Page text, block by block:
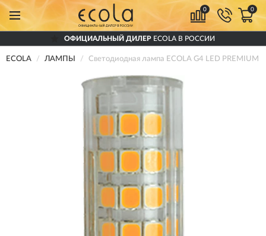
0 0
ОФИЦИАЛЬНЫЙ ДИЛЕРECOLA В РОССИИ
ECOLA ЛАМПЫ Светодиодная лампа ECOLA G4 LED PREMIUM